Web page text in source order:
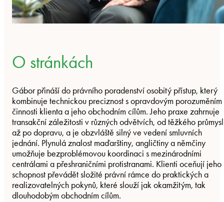
O stránkách
Gábor přináší do právního poradenství osobitý přístup, který
kombinuje technickou preciznost s opravdovým porozuměním
činnosti klienta a jeho obchodním cílům. Jeho praxe zahrnuje
transakční záležitosti v různých odvětvích, od těžkého
až po dopravu, a je obzvláště silný ve vedení smluvních
jednání. Plynulá znalost maďarštiny, angličtiny a němčiny
umožňuje bezproblémovou koordinaci s mezinárodními
centrálami a přeshraničními protistranami. Klienti oceňují jeho
schopnost převádět složité právní rámce do praktických a
realizovatelných pokynů, které slouží jak okamžitým, tak
dlouhodobým obchodním cílům.